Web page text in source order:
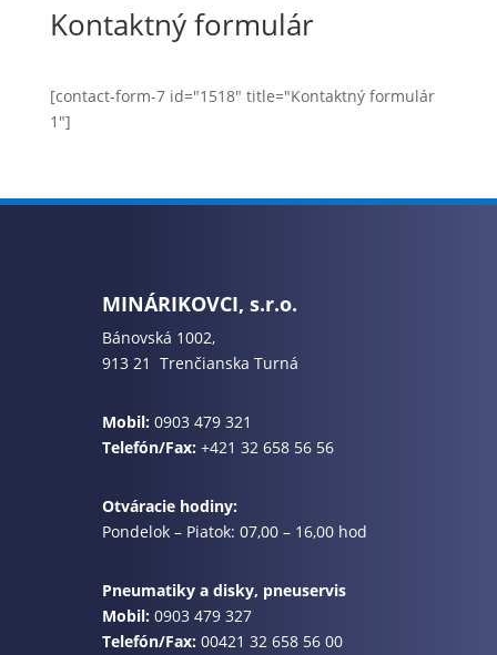
Kontaktný formulár
[contact-form-7 id="1518" title="Kontaktný formulár
1"]
MINÁRIKOVCI, s.r.o.
Bánovská 1002,
913 21 Trenčianska Turná
Mobil: 0903 479 321
Telefón/Fax:+421 32 658 56 56
Otváracie hodiny:
Pondelok – Piatok: 07,00 – 16,00 hod
Pneumatiky a disky, pneuservis
Mobil: 0903 479 327
Telefón/Fax:00421 32 658 56 00